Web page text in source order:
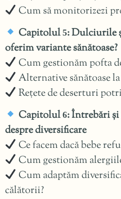
Cum să monitorizezi
Capitolul 5: Dulciurile
oferim variante sănătoase?
Cum gestionăm pofta
Alternative sănătoase
Rețete de deserturi
Capitolul 6: Întrebări
despre diversificare
Ce facem dacă bebe
Cum gestionăm
Cum adaptăm
călătorii?